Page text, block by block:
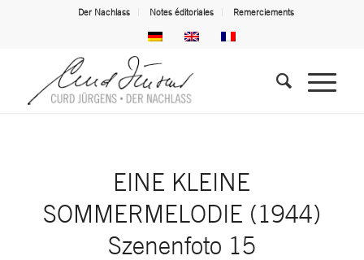
Der Nachlass Notes éditoriales Remerciements
EINE KLEINE
SOMMERMELODIE (1944)
Szenenfoto 15